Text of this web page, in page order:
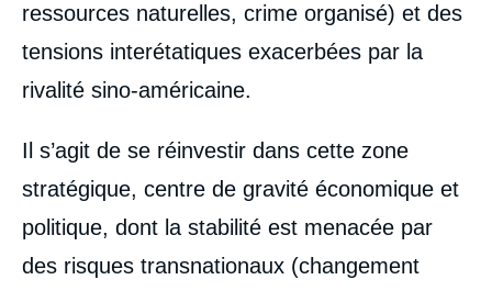
ressources naturelles, crime organisé) et des
tensions interétatiques exacerbées par la
rivalité sino-américaine.
Il s’agit de se réinvestir dans cette zone
stratégique, centre de gravité économique et
politique, dont la stabilité est menacée par
des risques transnationaux (changement